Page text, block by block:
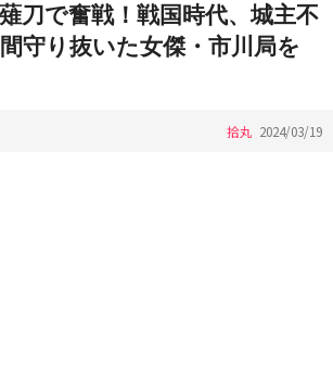
刀で奮戦！戦国時代、城主不
守り抜いた女傑・市川局を
拾丸 2024/03/19